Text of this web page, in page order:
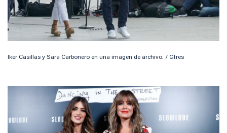
Iker Casillas y Sara Carbonero en una imagen de archivo. / Gtres